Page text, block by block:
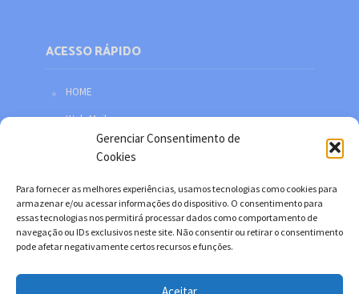
Gerenciar Consentimento de
Cookies
Para fornecer as melhores experiências, usamos tecnologias como cookies para
armazenar e/ou acessar informações do dispositivo. O consentimento para
essas tecnologias nos permitirá processar dados como comportamento de
navegação ou IDs exclusivos neste site. Não consentir ou retirar o consentimento
pode afetar negativamente certos recursos e funções.
ACESSO RÁPIDO
HOME
Web Mail
Política de privacidade
Facebook
Twitter
YouTube
Instagram